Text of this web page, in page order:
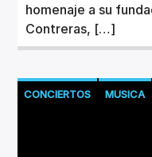
homenaje a su
Contreras, […]
CONCIERTOS MUSICA